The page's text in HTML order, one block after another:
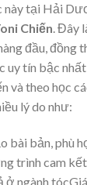
này tại Hải
Chiến. Đây
đầu, đồng
uy tín bậc
và theo học
lý do như:
bài bản, phù
trình cam kết
ở ngành